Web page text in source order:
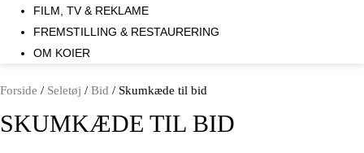
FILM, TV & REKLAME
FREMSTILLING & RESTAURERING​
OM KOIER
Forside / Seletøj / Bid / Skumkæde til bid
SKUMKÆDE TIL BID